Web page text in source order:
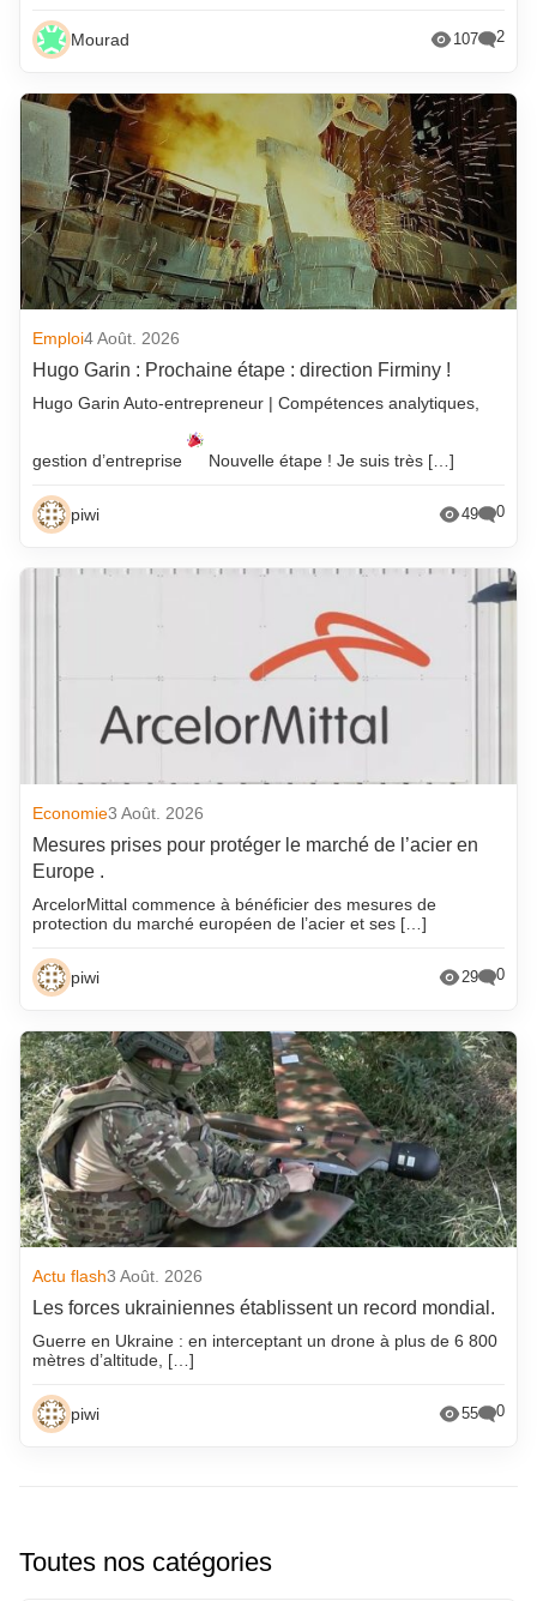
Mourad 107 2
Emploi4 Août. 2026
Hugo Garin : Prochaine étape : direction Firminy !
Hugo Garin Auto-entrepreneur | Compétences analytiques,
gestion d’entreprise Nouvelle étape ! Je suis très […]
piwi 49 0
Economie3 Août. 2026
Mesures prises pour protéger le marché de l’acier en
Europe .
ArcelorMittal commence à bénéficier des mesures de
protection du marché européen de l’acier et ses […]
piwi 29 0
Actu flash3 Août. 2026
Les forces ukrainiennes établissent un record mondial.
Guerre en Ukraine : en interceptant un drone à plus de 6 800
mètres d’altitude, […]
piwi 55 0
Toutes nos catégories